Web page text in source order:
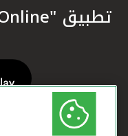
تطبيق "KFHOnline" للهواتف الذكية